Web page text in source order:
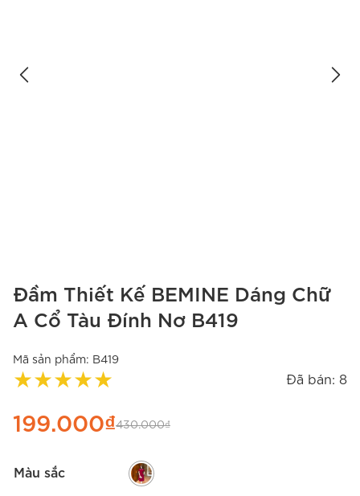
Đầm Thiết Kế BEMINE Dáng Chữ
A Cổ Tàu Đính Nơ B419
Mã sản phẩm: B419
★★★★★ Đã bán: 8
199.000₫430.000₫
Màu sắc